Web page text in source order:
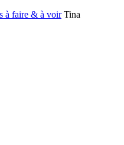
à faire & à voir Tina